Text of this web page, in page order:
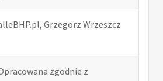
Grzegorz Wrzeszcz
zgodnie z